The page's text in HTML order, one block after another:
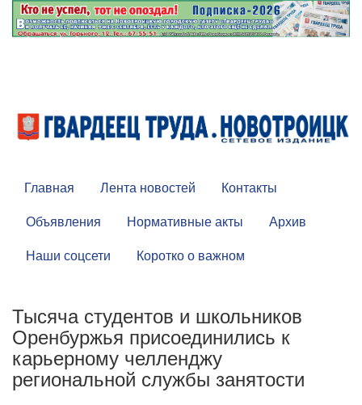
Главная Лента новостей
Контакты
Объявления
Нормативные акты
Архив
Наши соцсети
Коротко о важном
Тысяча студентов и школьников
Оренбуржья присоединились к
карьерному челленджу
региональной службы занятости